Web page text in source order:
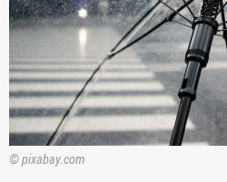
© pixabay.com